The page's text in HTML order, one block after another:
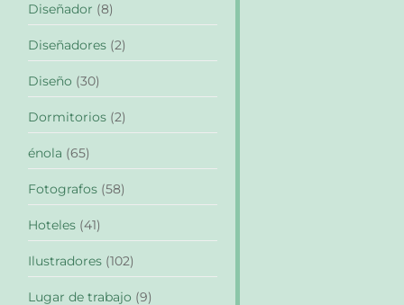
Diseñador (8)
Diseñadores (2)
Diseño (30)
Dormitorios (2)
énola (65)
Fotografos (58)
Hoteles (41)
Ilustradores (102)
Lugar de trabajo (9)